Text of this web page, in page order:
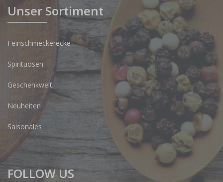
Unser Sortiment
Feinschmeckerecke
Spirituosen
Geschenkwelt
Neuheiten
Saisonales
FOLLOW US